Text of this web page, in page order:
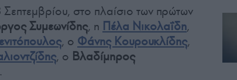
στο πλαίσιο των πρώτων
Συμεωνίδης, η Πέλα Νικολαΐδη,
, ο Φάνης Κουρουκλίδης,
, ο Βλαδίμηρος
.